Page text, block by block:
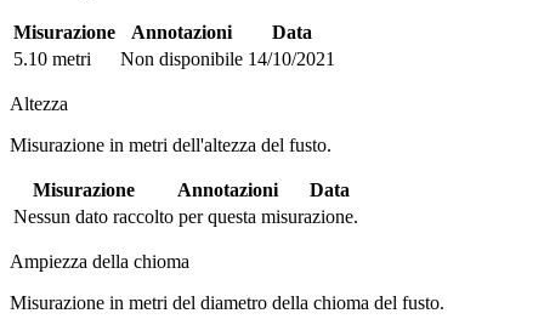
Misurazione Annotazioni
Data
5.10 metri
Non disponibile 14/10/2021
Altezza
Misurazione in metri dell'altezza del fusto.
Misurazione Annotazioni
Data
Nessun dato raccolto per questa misurazione.
Ampiezza della chioma
Misurazione in metri del diametro della chioma del fusto.